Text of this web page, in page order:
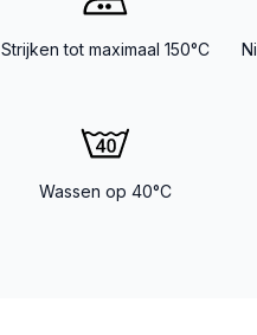
Strijken tot maximaal 150°C
Wassen op 40°C